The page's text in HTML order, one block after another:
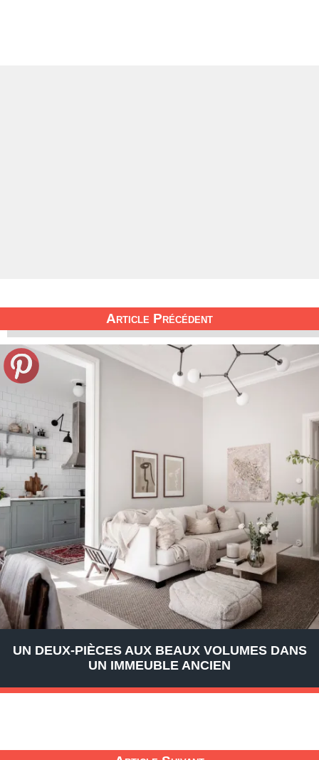
Article Précédent
UN DEUX-PIÈCES AUX BEAUX VOLUMES DANS
UN IMMEUBLE ANCIEN